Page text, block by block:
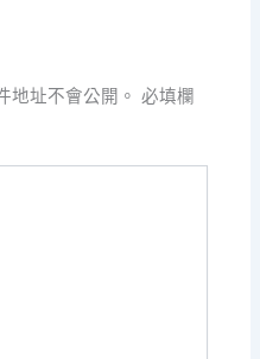
地址不會公開。 必填欄